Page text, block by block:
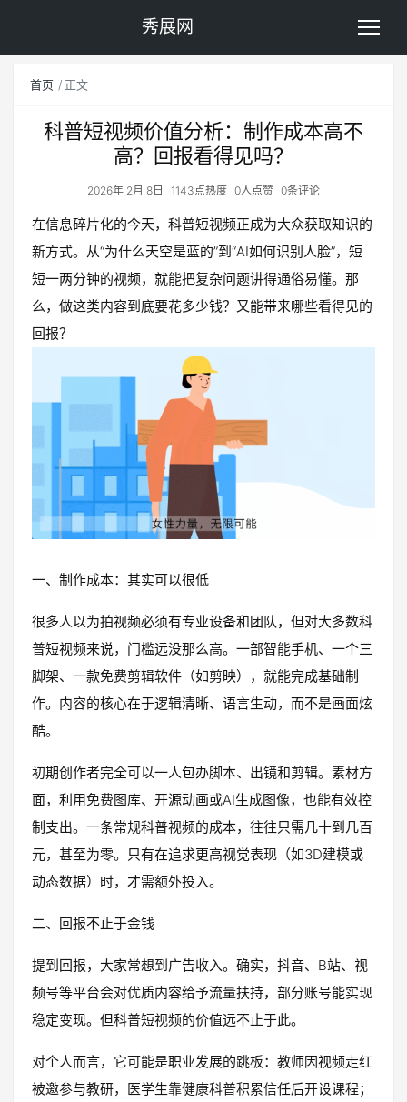
秀展网
首页 正文
科普短视频价值分析：制作成本高不
高？回报看得见吗？
2026年 2月 8日 1143点热度 0人点赞 0条评论
在信息碎片化的今天，科普短视频正成为大众获取知识的
新方式。从“为什么天空是蓝的”到“AI如何识别人脸”，短
短一两分钟的视频，就能把复杂问题讲得通俗易懂。那
么，做这类内容到底要花多少钱？又能带来哪些看得见的
回报？
一、制作成本：其实可以很低
很多人以为拍视频必须有专业设备和团队，但对大多数科
普短视频来说，门槛远没那么高。一部智能手机、一个三
脚架、一款免费剪辑软件（如剪映），就能完成基础制
作。内容的核心在于逻辑清晰、语言生动，而不是画面炫
酷。
初期创作者完全可以一人包办脚本、出镜和剪辑。素材方
面，利用免费图库、开源动画或AI生成图像，也能有效控
制支出。一条常规科普视频的成本，往往只需几十到几百
元，甚至为零。只有在追求更高视觉表现（如3D建模或
动态数据）时，才需额外投入。
二、回报不止于金钱
提到回报，大家常想到广告收入。确实，抖音、B站、视
频号等平台会对优质内容给予流量扶持，部分账号能实现
稳定变现。但科普短视频的价值远不止于此。
对个人而言，它可能是职业发展的跳板：教师因视频走红
被邀参与教研，医学生靠健康科普积累信任后开设课程；